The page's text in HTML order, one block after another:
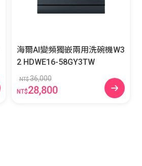
海爾AI變頻獨嵌兩用洗碗機W3
2 HDWE16-58GY3TW
NT$36,000
NT$28,800